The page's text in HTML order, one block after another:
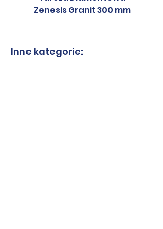
Zenesis Granit 300 mm
Inne kategorie: